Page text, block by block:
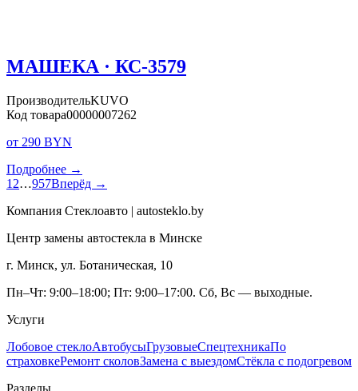
МАШЕКА · КС-3579
ПроизводительKUVO
Код товара00000007262
от 290 BYN
Подробнее →
1 2…957Вперёд →
Компания Стеклоавто | autosteklo.by
Центр замены автостекла в Минске
г. Минск, ул. Ботаническая, 10
Пн–Чт: 9:00–18:00; Пт: 9:00–17:00. Сб, Вс — выходные.
Услуги
Лобовое стеклоАвтобусыГрузовыеСпецтехникаПо
страховкеРемонт сколовЗамена с выездомСтёкла с подогревом
Разделы